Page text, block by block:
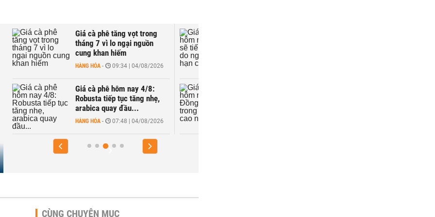
Giá cà phê tăng vọt trong
tháng 7 vì lo ngại nguồn
cung khan hiếm
HÀNG HÓA - 09:34 | 04/08/2026
Giá cà phê hôm nay 4/8:
Robusta tiếp tục tăng nhẹ,
arabica quay đầu...
HÀNG HÓA - 07:48 | 04/08/2026
CÙNG CHUYÊN MỤC